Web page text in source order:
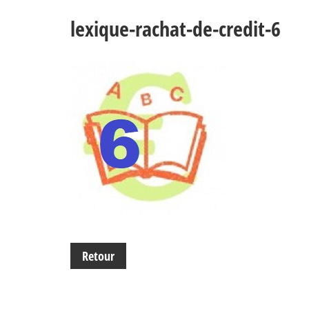
lexique-rachat-de-credit-6
Retour